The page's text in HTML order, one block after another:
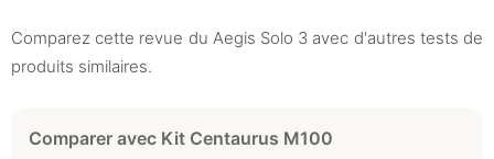
Comparez cette revue du Aegis Solo 3 avec d'autres tests de
produits similaires.
Comparer avec Kit Centaurus M100